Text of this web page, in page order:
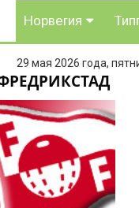
Норвегия
29 мая 2026 года,